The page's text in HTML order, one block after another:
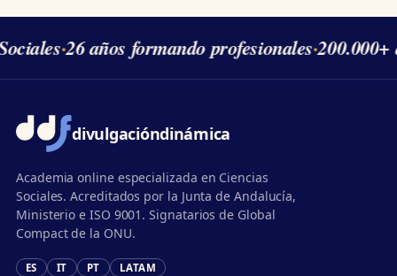
·26 años formando profesionales·200.000+
divulgacióndinámica
Academia online especializada en Ciencias
Sociales. Acreditados por la Junta de Andalucía,
Ministerio e ISO 9001. Signatarios de Global
Compact de la ONU.
ES IT PT LATAM